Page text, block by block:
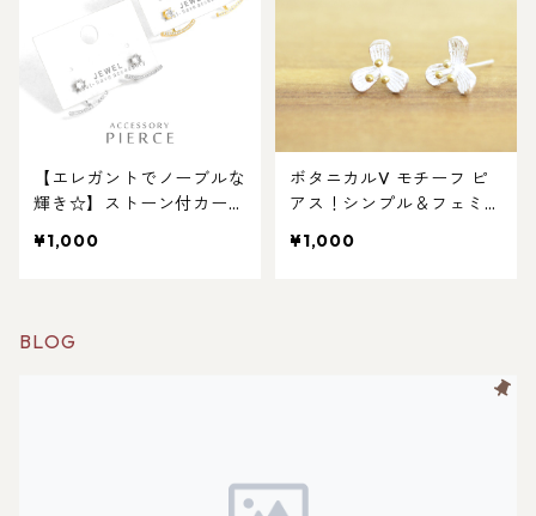
【エレガントでノーブルな
輝き☆】ストーン付カーブ
ンペーン対象商品。
¥1,000
ボタニカルV モチーフ ピ
アス！シンプル＆フェミニ
¥1,000
BLOG